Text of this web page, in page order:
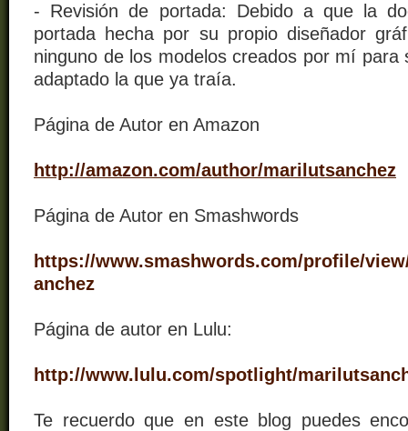
- Revisión de portada: Debido a que la
portada hecha por su propio diseñador
ninguno de los modelos creados por mí para
adaptado la que ya traía.
Página de Autor en Amazon
http://amazon.com/author/marilutsanchez
Página de Autor en Smashwords
https://www.smashwords.com/profile/
anchez
Página de autor en Lulu:
http://www.lulu.com/spotlight/
Te recuerdo que en este blog puedes